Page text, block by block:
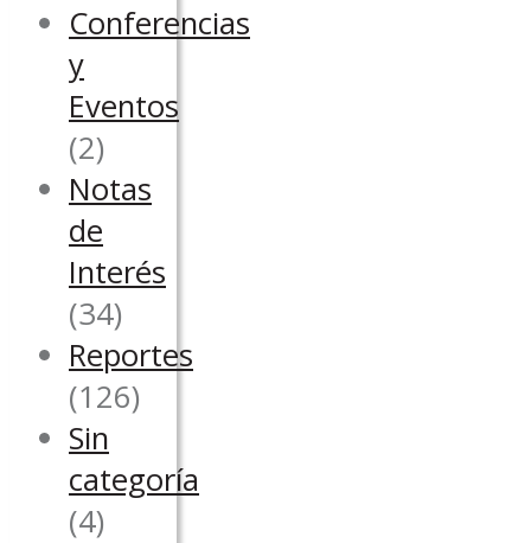
Conferencias
y
Eventos
(2)
Notas
de
Interés
(34)
Reportes
(126)
Sin
categoría
(4)